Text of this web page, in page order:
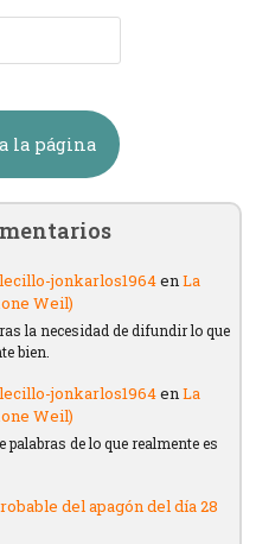
la página
jonkarlos1964enLa
Weil)
la necesidad de difundir lo que
bien.
jonkarlos1964enLa
Weil)
de lo que realmente es
del apagón del día 28